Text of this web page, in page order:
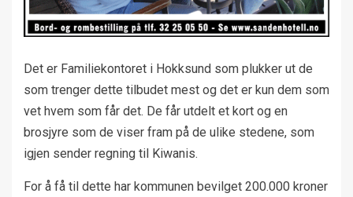
Det er Familiekontoret i Hokksund som plukker ut de
som trenger dette tilbudet mest og det er kun dem som
vet hvem som får det. De får utdelt et kort og en
brosjyre som de viser fram på de ulike stedene, som
igjen sender regning til Kiwanis.
For å få til dette har kommunen bevilget 200.000 kroner